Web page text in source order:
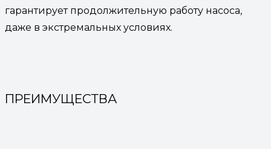
гарантирует продолжительную работу насоса,
даже в экстремальных условиях.
ПРЕИМУЩЕСТВА